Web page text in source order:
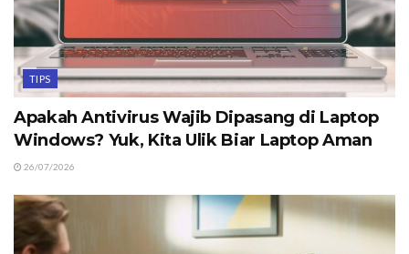
TIPS
Apakah Antivirus Wajib Dipasang di Laptop
Windows? Yuk, Kita Ulik Biar Laptop Aman
26/07/2026